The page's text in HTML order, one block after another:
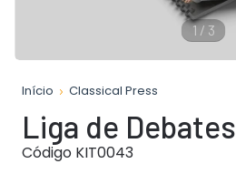
1/ 3
Início Classical Press
Liga de Debates
Código KIT0043